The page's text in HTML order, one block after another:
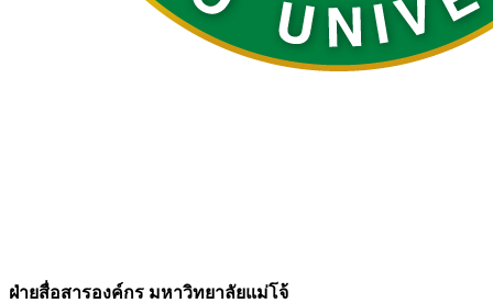
ฝ่ายสื่อสารองค์กร มหาวิทยาลัยแม่โจ้